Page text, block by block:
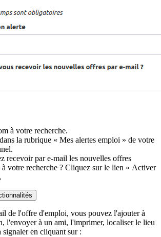
à votre recherche.
la rubrique « Mes alertes emploi » de votre
recevoir par e-mail les nouvelles offres
votre recherche ? Cliquez sur le lien « Activer
de l'offre d'emploi, vous pouvez l'ajouter à
l'envoyer à un ami, l'imprimer, localiser le lieu
signaler en cliquant sur :